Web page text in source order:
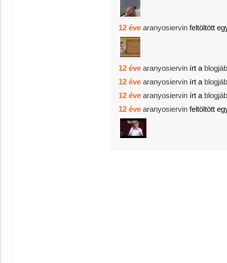
12 éve aranyosiervin feltöltött
12 éve aranyosiervin írt a
12 éve aranyosiervin írt a
12 éve aranyosiervin írt a
12 éve aranyosiervin feltöltött